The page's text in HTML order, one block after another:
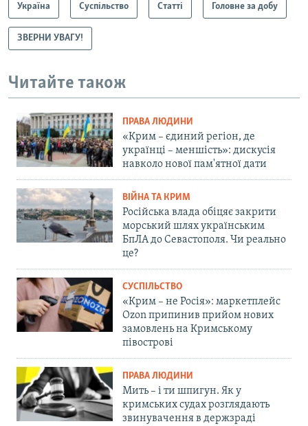
Україна Суспільство Статті Головне за добу
ЗВЕРНИ УВАГУ!
Читайте також
ПРАВА ЛЮДИНИ
«Крим – єдиний регіон, де
українці – меншість»: дискусія
навколо нової пам'ятної дати
ВІЙНА ТА КРИМ
Російська влада обіцяє закрити
морський шлях українським
БпЛА до Севастополя. Чи реально
це?
СУСПІЛЬСТВО
«Крим – не Росія»: маркетплейс
Ozon припинив прийом нових
замовлень на Кримському
півострові
ПРАВА ЛЮДИНИ
Мить – і ти шпигун. Як у
кримських судах розглядають
звинувачення в держзраді